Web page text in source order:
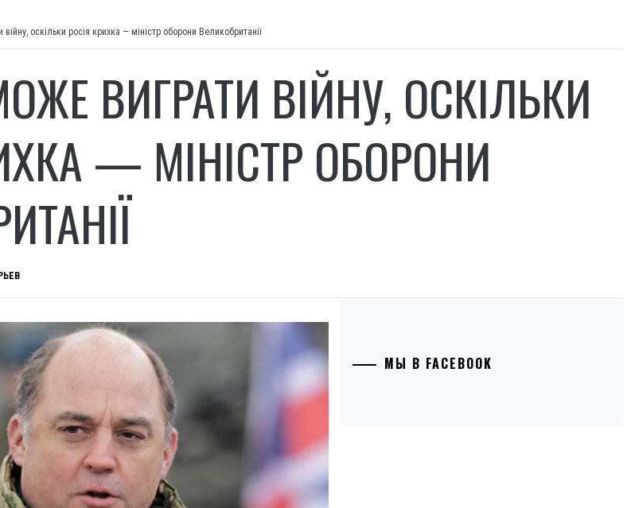
оскільки росія крихка — міністр оборони Великобританії
ВИГРАТИ ВІЙНУ, ОСКІЛЬКИ
— МІНІСТР ОБОРОНИ
МЫ В FACEBOOK